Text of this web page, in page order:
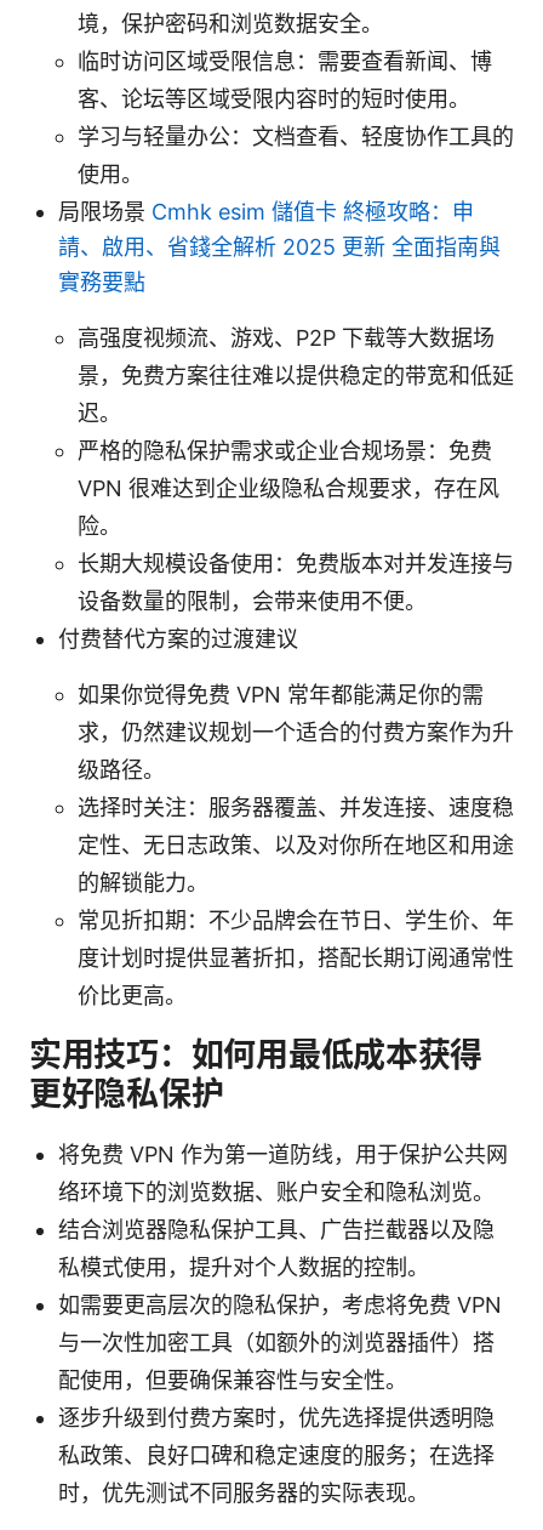
境，保护密码和浏览数据安全。
临时访问区域受限信息：需要查看新闻、博
客、论坛等区域受限内容时的短时使用。
学习与轻量办公：文档查看、轻度协作工具的
使用。
局限场景 Cmhk esim 儲值卡 終極攻略：申
請、啟用、省錢全解析 2025 更新 全面指南與
實務要點
高强度视频流、游戏、P2P 下载等大数据场
景，免费方案往往难以提供稳定的带宽和低延
迟。
严格的隐私保护需求或企业合规场景：免费
VPN 很难达到企业级隐私合规要求，存在风
险。
长期大规模设备使用：免费版本对并发连接与
设备数量的限制，会带来使用不便。
付费替代方案的过渡建议
如果你觉得免费 VPN 常年都能满足你的需
求，仍然建议规划一个适合的付费方案作为升
级路径。
选择时关注：服务器覆盖、并发连接、速度稳
定性、无日志政策、以及对你所在地区和用途
的解锁能力。
常见折扣期：不少品牌会在节日、学生价、年
度计划时提供显著折扣，搭配长期订阅通常性
价比更高。
实用技巧：如何用最低成本获得
更好隐私保护
将免费 VPN 作为第一道防线，用于保护公共网
络环境下的浏览数据、账户安全和隐私浏览。
结合浏览器隐私保护工具、广告拦截器以及隐
私模式使用，提升对个人数据的控制。
如需要更高层次的隐私保护，考虑将免费 VPN
与一次性加密工具（如额外的浏览器插件）搭
配使用，但要确保兼容性与安全性。
逐步升级到付费方案时，优先选择提供透明隐
私政策、良好口碑和稳定速度的服务；在选择
时，优先测试不同服务器的实际表现。